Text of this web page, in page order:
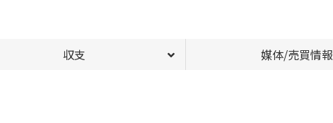
収支 媒体/売買情報